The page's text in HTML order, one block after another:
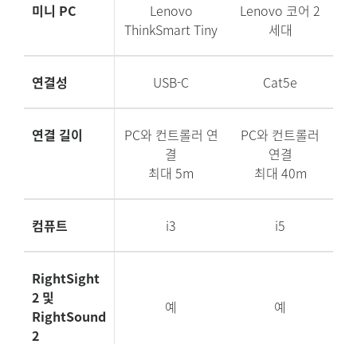
미니 PC
Lenovo
ThinkSmart Tiny
Lenovo 코어 2
세대
연결성 USB-C Cat5e
연결 길이
PC와 컨트롤러 연
결
최대 5m
PC와 컨트롤러
연결
최대 40m
컴퓨트 i3 i5
RightSight
2 및
RightSound
2
예 예